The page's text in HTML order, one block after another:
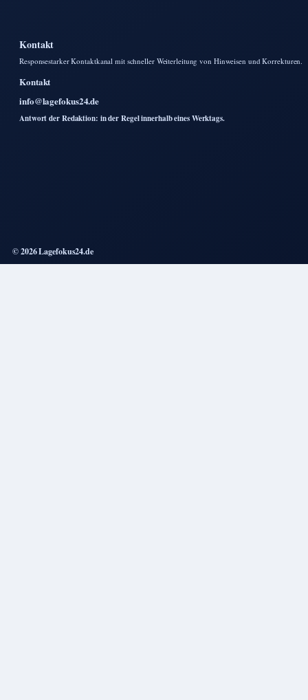
Kontakt
Responsestarker Kontaktkanal mit schneller Weiterleitung von Hinweisen und Korrekturen.
Kontakt
info@lagefokus24.de
Antwort der Redaktion: in der Regel innerhalb eines Werktags.
© 2026 Lagefokus24.de